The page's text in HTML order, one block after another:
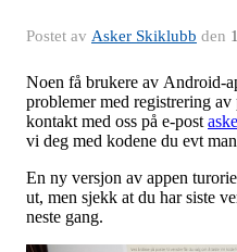
Postet av Asker Skiklubb den
Noen få brukere av Android-
problemer med registrering
kontakt med oss på e-post
vi deg med kodene du evt
En ny versjon av appen
ut, men sjekk at du har siste
neste gang.